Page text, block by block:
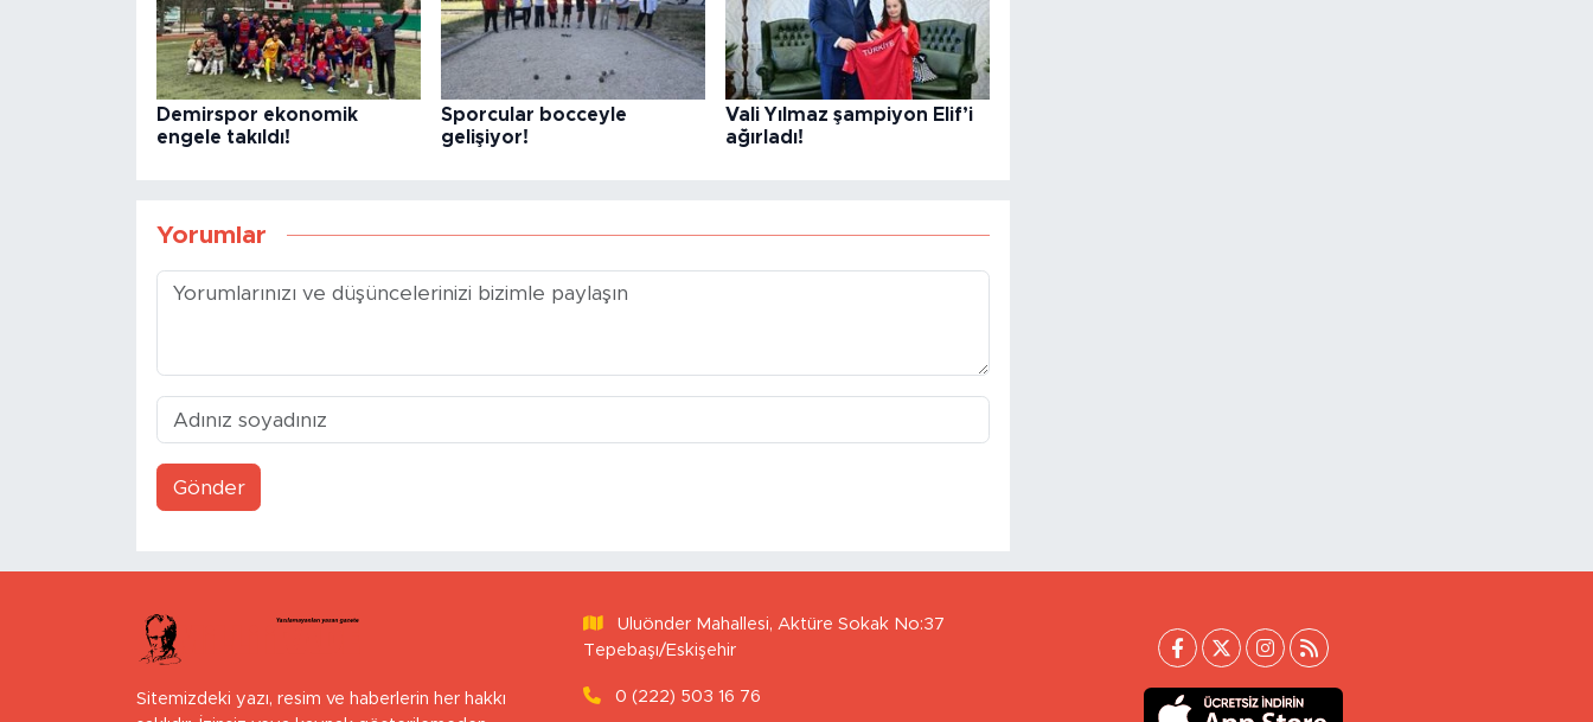
Demirspor ekonomik
engele takıldı!
Sporcular bocceyle
gelişiyor!
Vali Yılmaz şampiyon Elif’i
ağırladı!
Yorumlar
Gönder
Sitemizdeki yazı, resim ve haberlerin her hakkı
Uluönder Mahallesi, Aktüre Sokak No:37
Tepebaşı/Eskişehir
0 (222) 503 16 76